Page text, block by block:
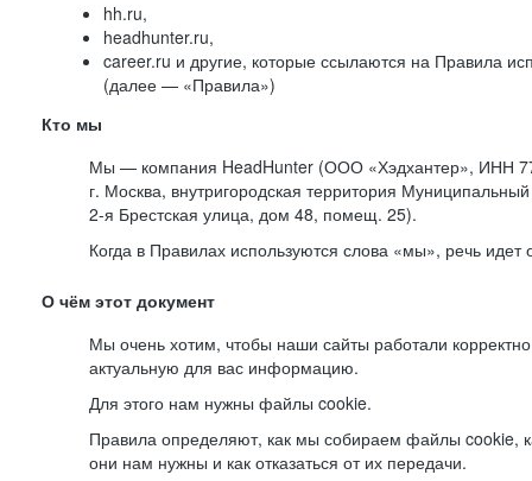
hh.ru,
headhunter.ru,
career.ru и другие, которые ссылаются на Правила
(далее — «Правила»)
Кто мы
Мы — компания HeadHunter (ООО «Хэдхантер», ИНН
г. Москва, внутригородская территория Муниципальный
2-я Брестская улица, дом 48, помещ. 25).
Когда в Правилах используются слова «мы», речь
О чём этот документ
Мы очень хотим, чтобы наши сайты работали
актуальную для вас информацию.
Для этого нам нужны файлы cookie.
Правила определяют, как мы собираем файлы cookie,
они нам нужны и как отказаться от их передачи.